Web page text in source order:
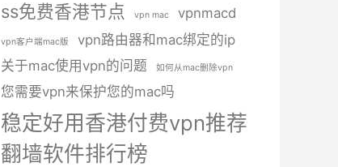
ss免费香港节点 vpn mac vpnmacd
vpn客户端mac版
vpn路由器和mac绑定的ip
关于mac使用vpn的问题
如何从mac删除vpn
您需要vpn来保护您的mac吗
稳定好用香港付费vpn推荐
翻墙软件排行榜